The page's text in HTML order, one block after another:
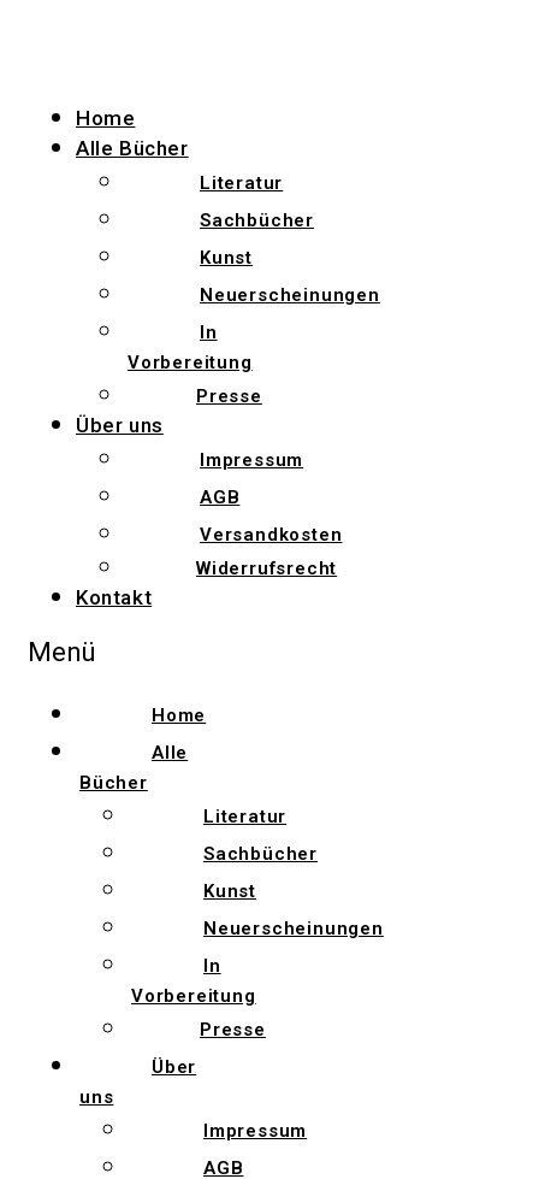
Home
Alle Bücher
Literatur
Sachbücher
Kunst
Neuerscheinungen
In
Vorbereitung
Presse
Über uns
Impressum
AGB
Versandkosten
Widerrufsrecht
Kontakt
Menü
Home
Alle
Bücher
Literatur
Sachbücher
Kunst
Neuerscheinungen
In
Vorbereitung
Presse
Über
uns
Impressum
AGB